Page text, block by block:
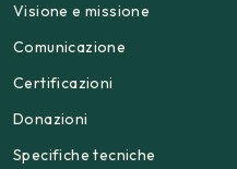
Visione e missione
Comunicazione
Certificazioni
Donazioni
Specifiche tecniche